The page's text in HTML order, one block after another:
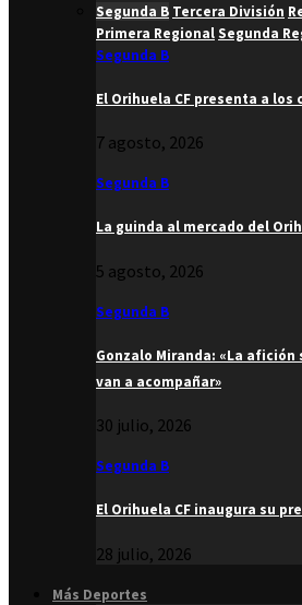
Segunda B Tercera División
Primera RegionalSegunda
Segunda B
El Orihuela CF presenta a los
7 agosto, 2026
Segunda B
La guinda al mercado del
5 agosto, 2026
Segunda B
Gonzalo Miranda: «La afición
van a acompañar»
30 julio, 2026
Segunda B
El Orihuela CF inaugura su
28 julio, 2026
Más Deportes